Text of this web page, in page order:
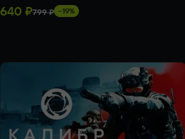
640 ₽799 ₽ −19%